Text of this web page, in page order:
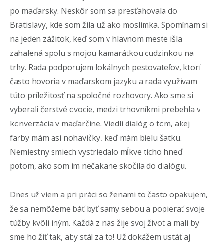
po maďarsky. Neskôr som sa presťahovala do
Bratislavy, kde som žila už ako moslimka. Spomínam si
na jeden zážitok, keď som v hlavnom meste išla
zahalená spolu s mojou kamarátkou cudzinkou na
trhy. Rada podporujem lokálnych pestovateľov, ktorí
často hovoria v maďarskom jazyku a rada využívam
túto príležitosť na spoločné rozhovory. Ako sme si
vyberali čerstvé ovocie, medzi trhovníkmi prebehla v
konverzácia v maďarčine. Viedli dialóg o tom, akej
farby mám asi nohavičky, keď mám bielu šatku.
Nemiestny smiech vystriedalo mĺkve ticho hneď
potom, ako som im nečakane skočila do dialógu.
Dnes už viem a pri práci so ženami to často opakujem,
že sa nemôžeme báť byť samy sebou a popierať svoje
túžby kvôli iným. Každá z nás žije svoj život a mali by
sme ho žiť tak, aby stál za to! Už dokážem ustáť aj